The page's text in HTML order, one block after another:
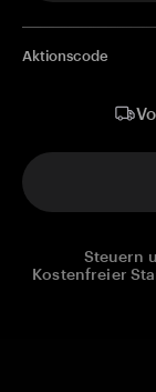
Aktionscode
Steuern
Kostenfreier